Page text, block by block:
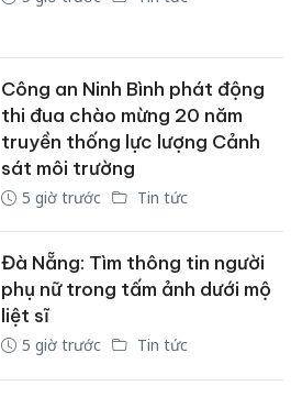
Công an Ninh Bình phát động
thi đua chào mừng 20 năm
truyền thống lực lượng Cảnh
sát môi trường
5 giờ trước Tin tức
Đà Nẵng: Tìm thông tin người
phụ nữ trong tấm ảnh dưới mộ
liệt sĩ
5 giờ trước Tin tức